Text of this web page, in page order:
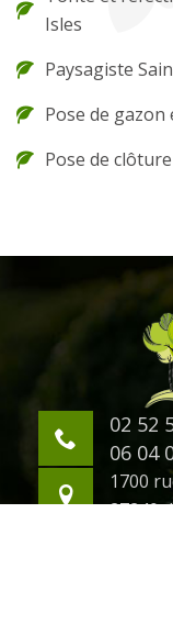
Isles
Paysagiste
Pose de
Pose de
02 52
06 04
1700
27240